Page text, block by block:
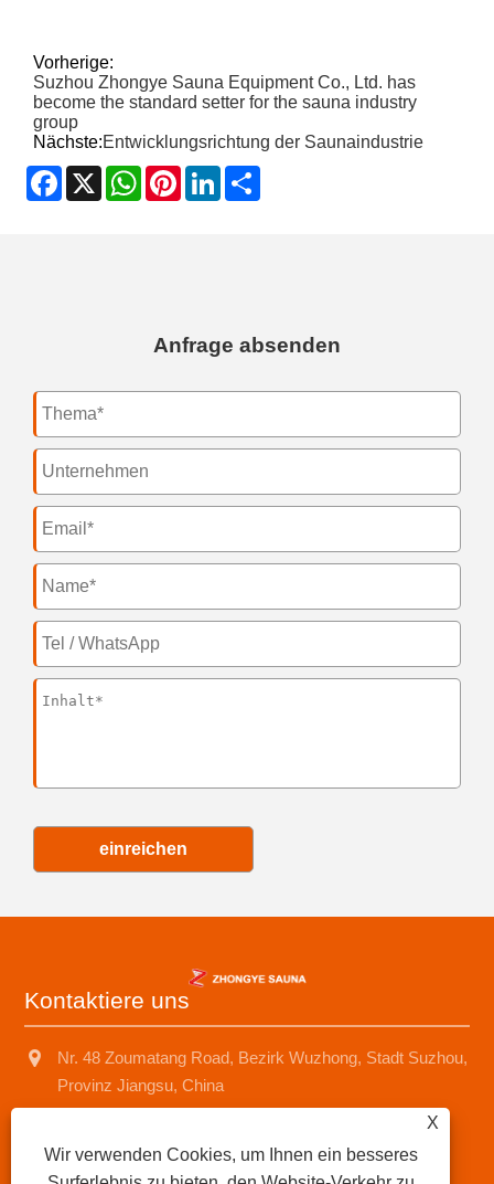
Vorherige:
Suzhou Zhongye Sauna Equipment Co., Ltd. has
become the standard setter for the sauna industry
group
Nächste:Entwicklungsrichtung der Saunaindustrie
Facebook
X WhatsApp
PinterestLinkedIn
Anfrage absenden
einreichen
Kontaktiere uns
Nr. 48 Zoumatang Road, Bezirk Wuzhong, Stadt Suzhou,
Provinz Jiangsu, China
saunad688@163.com
X
Wir verwenden Cookies, um Ihnen ein besseres